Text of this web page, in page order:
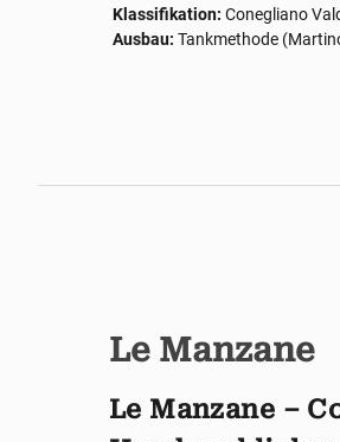
Klassifikation: Conegliano
Ausbau: Tankmethode
Le Manzane
Le Manzane –